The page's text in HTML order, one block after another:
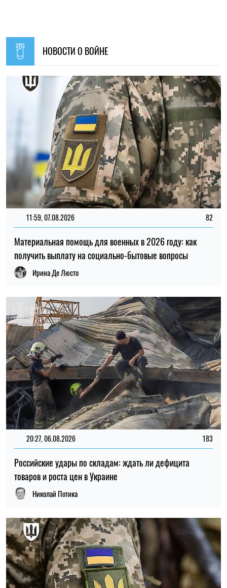
НОВОСТИ О ВОЙНЕ
11:59, 07.08.2026 82
Материальная помощь для военных в 2026 году: как
получить выплату на социально-бытовые вопросы
Ирина Де Люсто
20:27, 06.08.2026 183
Российские удары по складам: ждать ли дефицита
товаров и роста цен в Украине
Николай Потика